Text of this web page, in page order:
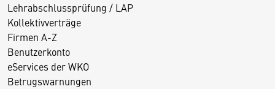
Lehrabschlussprüfung / LAP
Kollektivverträge
Firmen A-Z
Benutzerkonto
eServices der WKO
Betrugswarnungen